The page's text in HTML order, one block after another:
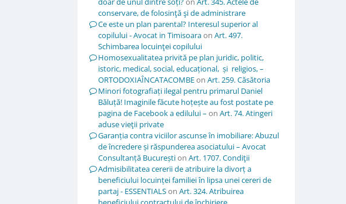
conservare, de folosinţă şi de administrare
Ce este un plan parental? Interesul superior al
copilului - Avocat in Timisoaraon Art. 497.
Schimbarea locuinţei copilului
Homosexualitatea privită pe plan juridic, politic,
istoric, medical, social, educațional, și religios, –
ORTODOXIAÎNCATACOMBEon Art. 259. Căsătoria
Minori fotografiați ilegal pentru primarul Daniel
Băluță! Imaginile făcute hoțește au fost postate pe
pagina de Facebook a edilului – on Art. 74. Atingeri
aduse vieţii private
Garanția contra viciilor ascunse în imobiliare: Abuzul
de încredere și răspunderea asociatului – Avocat
Consultanță Bucureștion Art. 1707. Condiţii
Admisibilitatea cererii de atribuire la divorț a
beneficiului locuinței familiei în lipsa unei cereri de
partaj - ESSENTIALSon Art. 324. Atribuirea